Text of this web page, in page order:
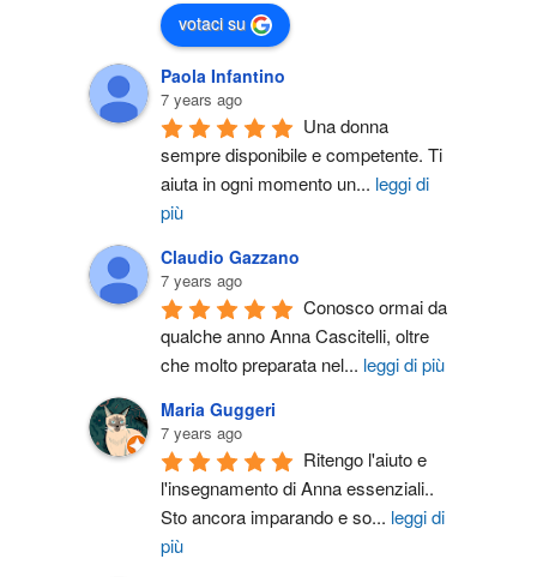
votaci su
Paola Infantino
7 years ago
Una donna
sempre disponibile e competente. Ti
aiuta in ogni momento un... leggi di
più
Claudio Gazzano
7 years ago
Conosco ormai da
qualche anno Anna Cascitelli, oltre
che molto preparata nel... leggi di più
Maria Guggeri
7 years ago
Ritengo l'aiuto e
l'insegnamento di Anna essenziali..
Sto ancora imparando e so... leggi di
più